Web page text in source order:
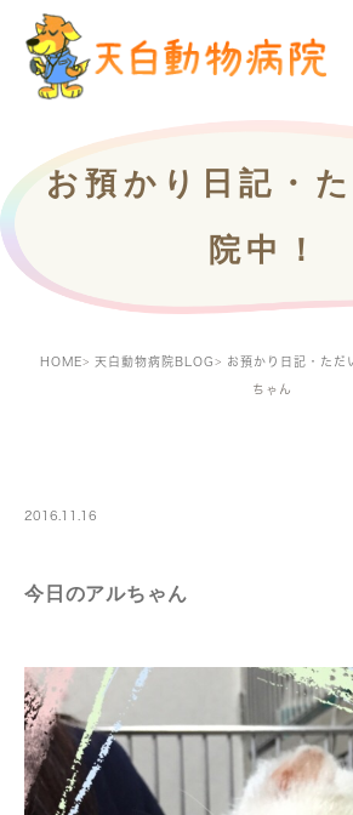
お預かり日記・
院中！
HOME 天白動物病院BLOG お預かり日記・ただ
ちゃん
2016.11.16
今日のアルちゃん